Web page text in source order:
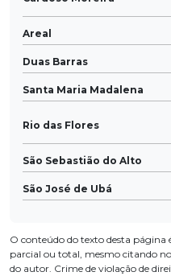
Areal
Duas Barras
Santa Maria Madalena
Rio das Flores
São Sebastião do Alto
São José de Ubá
O conteúdo do texto desta página
parcial ou total, mesmo citando
do autor. Crime de violação de